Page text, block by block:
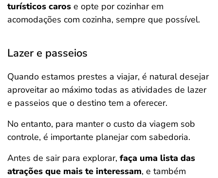
turísticos caros e opte por cozinhar em
acomodações com cozinha, sempre que possível.
Lazer e passeios
Quando estamos prestes a viajar, é natural desejar
aproveitar ao máximo todas as atividades de lazer
e passeios que o destino tem a oferecer.
No entanto, para manter o custo da viagem sob
controle, é importante planejar com sabedoria.
Antes de sair para explorar, faça uma lista das
atrações que mais te interessam, e também